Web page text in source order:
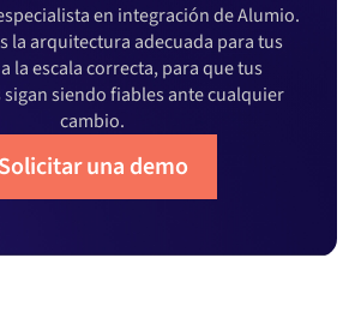
en integración de Alumio.
la arquitectura adecuada para tus
la escala correcta, para que tus
siendo fiables ante cualquier
cambio.
Solicitar una demo